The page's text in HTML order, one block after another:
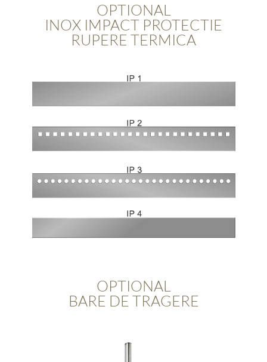
OPTIONAL
INOX IMPACT PROTECTIE
RUPERE TERMICA
OPTIONAL
BARE DE TRAGERE